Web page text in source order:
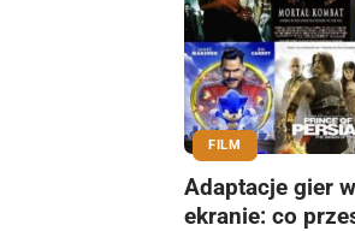
FILM
Adaptacje gier
ekranie: co